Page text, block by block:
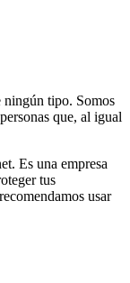
ningún tipo. Somos
que, al igual
Es una empresa
tus
usar